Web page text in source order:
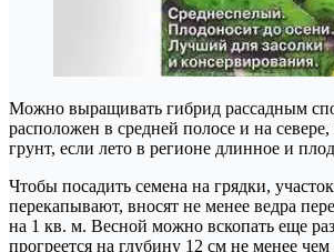
Можно выращивать гибрид рассадным
расположен в средней полосе и на севере,
грунт, если лето в регионе длинное и
Чтобы посадить семена на грядки,
перекапывают, вносят не менее ведра
на 1 кв. м. Весной можно вскопать еще
прогреется на глубину 12 см не менее чем